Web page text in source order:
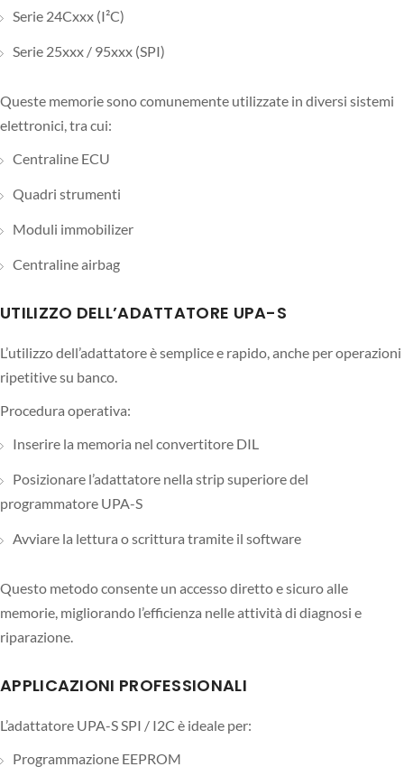
Serie 24Cxxx (I²C)
Serie 25xxx / 95xxx (SPI)
Queste memorie sono comunemente utilizzate in diversi sistemi
elettronici, tra cui:
Centraline ECU
Quadri strumenti
Moduli immobilizer
Centraline airbag
UTILIZZO DELL’ADATTATORE UPA-S
L’utilizzo dell’adattatore è semplice e rapido, anche per operazioni
ripetitive su banco.
Procedura operativa:
Inserire la memoria nel convertitore DIL
Posizionare l’adattatore nella strip superiore del
programmatore UPA-S
Avviare la lettura o scrittura tramite il software
Questo metodo consente un accesso diretto e sicuro alle
memorie, migliorando l’efficienza nelle attività di diagnosi e
riparazione.
APPLICAZIONI PROFESSIONALI
L’adattatore UPA-S SPI / I2C è ideale per:
Programmazione EEPROM